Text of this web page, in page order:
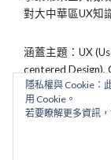
對大中華區UX知
涵蓋主題：UX
centered Design),
Interface), CX
隱私權與 Cookie：
用 Cookie。
若要瞭解更多資訊